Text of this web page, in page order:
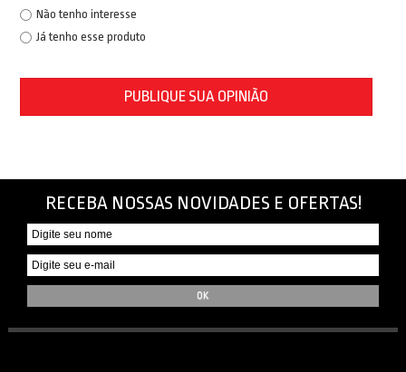
Não tenho interesse
Já tenho esse produto
PUBLIQUE SUA OPINIÃO
RECEBA NOSSAS NOVIDADES E OFERTAS!